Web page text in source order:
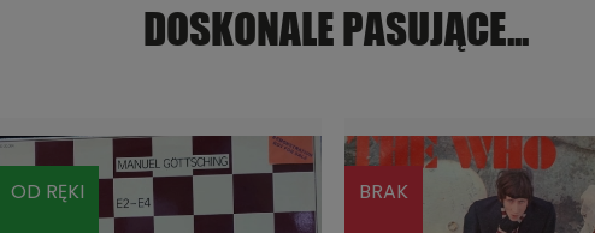
DOSKONALE PASUJĄCE...
OD RĘKI
BRAK